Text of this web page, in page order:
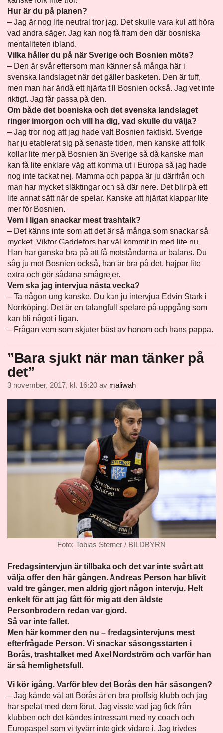
Hur är du på planen?
– Jag är nog lite neutral tror jag. Det skulle vara kul att höra
vad andra säger. Jag kan nog få fram den där bosniska
mentaliteten ibland.
Vilka håller du på när Sverige och Bosnien möts?
– Den är svår eftersom man känner så många här i
svenska landslaget när det gäller basketen. Den är tuff,
men man har ändå ett hjärta till Bosnien också. Jag vet inte
riktigt. Jag får passa på den.
Om både det bosniska och det svenska landslaget
ringer imorgon och vill ha dig, vad skulle du välja?
– Jag tror nog att jag hade valt Bosnien faktiskt. Sverige
har ju etablerat sig på senaste tiden, men kanske att folk
kollar lite mer på Bosnien än Sverige så då kanske man
kan få lite enklare väg att komma ut i Europa så jag hade
nog inte tackat nej. Mamma och pappa är ju därifrån och
man har mycket släktingar och så där nere. Det blir på ett
lite annat sätt när de spelar. Kanske att hjärtat klappar lite
mer för Bosnien.
Vem i ligan snackar mest trashtalk?
– Det känns inte som att det är så många som snackar så
mycket. Viktor Gaddefors har väl kommit in med lite nu.
Han har ganska bra på att få motståndarna ur balans. Du
såg ju mot Bosnien också, han är bra på det, hajpar lite
extra och gör sådana smågrejer.
Vem ska jag intervjua nästa vecka?
– Ta någon ung kanske. Du kan ju intervjua Edvin Stark i
Norrköping. Det är en talangfull spelare på uppgång som
kan bli något i ligan.
– Frågan vem som skjuter bäst av honom och hans pappa.
”Bara sjukt när man tänker på
det”
3 november, 2017, kl. 16:20 av maliwah
Foto: Tobias Sterner / BILDBYRN
Fredagsintervjun är tillbaka och det var inte svårt att
välja offer den här gången. Andreas Person har blivit
vald tre gånger, men aldrig gjort någon intervju. Helt
enkelt för att jag fått för mig att den äldste
Personbrodern redan var gjord.
Så var inte fallet.
Men här kommer den nu – fredagsintervjuns mest
efterfrågade Person. Vi snackar säsongsstarten i
Borås, trashtalket med Axel Nordström och varför han
är så hemlighetsfull.
Vi kör igång. Varför blev det Borås den här säsongen?
– Jag kände väl att Borås är en bra proffsig klubb och jag
har spelat med dem förut. Jag visste vad jag fick från
klubben och det kändes intressant med ny coach och
Europaspel som vi tyvärr inte gick vidare i. Jag trivdes